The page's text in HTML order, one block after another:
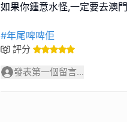
如果你鍾意水怪,一定要去澳
#年尾啤啤佢
評分
發表第一個留言...